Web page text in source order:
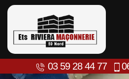
03 59 28 44 77